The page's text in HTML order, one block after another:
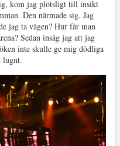
kom jag plötsligt till insikt
Den närmade sig. Jag
jag ta vägen? Hur får man
Sedan insåg jag att jag
inte skulle ge mig dödliga
lugnt.